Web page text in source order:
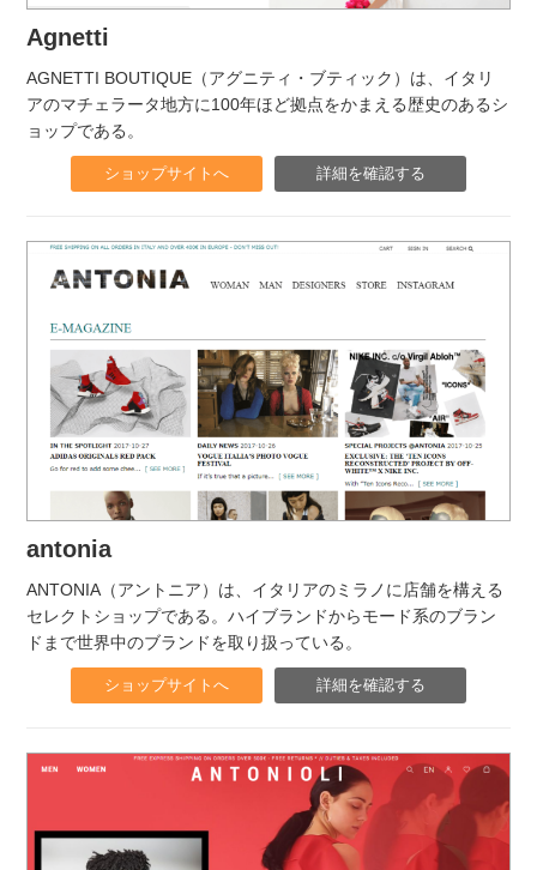
Agnetti
AGNETTI BOUTIQUE（アグニティ・ブティック）は、イタリ
アのマチェラータ地方に100年ほど拠点をかまえる歴史のあるシ
ョップである。
ショップサイトへ 詳細を確認する
antonia
ANTONIA（アントニア）は、イタリアのミラノに店舗を構える
セレクトショップである。ハイブランドからモード系のブラン
ドまで世界中のブランドを取り扱っている。
ショップサイトへ 詳細を確認する